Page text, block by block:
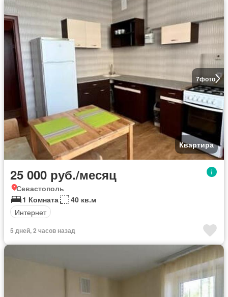
7фото
Квартира
25 000 руб./месяц
Севастополь
1 Комната
40 кв.м
Интернет
5 дней, 2 часов назад